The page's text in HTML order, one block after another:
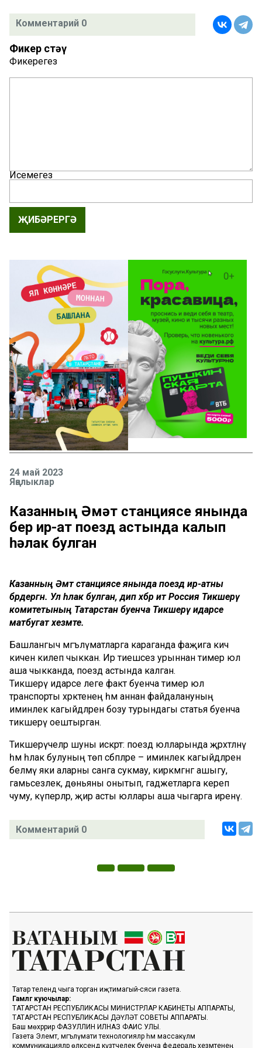
Комментарий 0
Фикер өстәү
Фикерегез
Исемегез
ҖИБӘРЕРГӘ
24 май 2023
Яңалыклар
Казанның Әмәт станциясе янында
бер ир-ат поезд астында калып
һәлак булган
Казанның Әмәт станциясе янында поезд ир-атны
бәрдергән. Ул һәлак булган, дип хәбәр итә Россия Тикшерү
комитетының Татарстан буенча Тикшерү идарәсе
матбугат хезмәте.
Башлангыч мәгълүматларга караганда фаҗига кичә
кичен килеп чыккан. Ир тиешсез урыннан тимер юл
аша чыкканда, поезд астында калган.
Тикшерү идарәсе әлеге факт буенча тимер юл
транспорты хәрәкәтенең һәм аннан файдалануның
иминлек кагыйдәләрен бозу турындагы статья буенча
тикшерү оештырган.
Тикшерүчеләр шуны искәртә: поезд юлларында җәрәхәтләнү
һәм һәлак булуның төп сәбәпләре – иминлек кагыйдәләрен
белмәү яки аларны санга сукмау, кирәкмәгәнгә ашыгу,
гамьсезлек, дөньяны онытып, гаджетларга кереп
чуму, күперләр, җир асты юллары аша чыгарга иренү.
Комментарий 0
Татар телендә чыга торган иҗтимагый-сәяси газета.
Гамәлгә куючылар:
ТАТАРСТАН РЕСПУБЛИКАСЫ МИНИСТРЛАР КАБИНЕТЫ АППАРАТЫ,
ТАТАРСТАН РЕСПУБЛИКАСЫ ДӘҮЛӘТ СОВЕТЫ АППАРАТЫ.
Баш мөхәррир ФАЗУЛЛИН ИЛНАЗ ФАИС УЛЫ.
Газета Элемтә, мәгълүмати технологияләр һәм массакүләм
коммуникацияләр өлкәсендә күзәтчелек буенча федераль хезмәтенең